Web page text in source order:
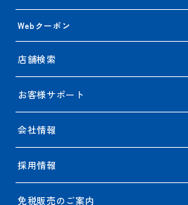
Webクーポン
店舗検索
お客様サポート
会社情報
採用情報
免税販売のご案内